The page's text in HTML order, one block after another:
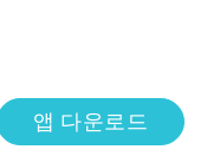
앱 다운로드